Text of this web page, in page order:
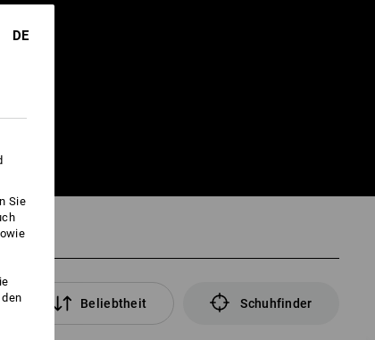
Beliebtheit Schuhfinder
DE
Sie